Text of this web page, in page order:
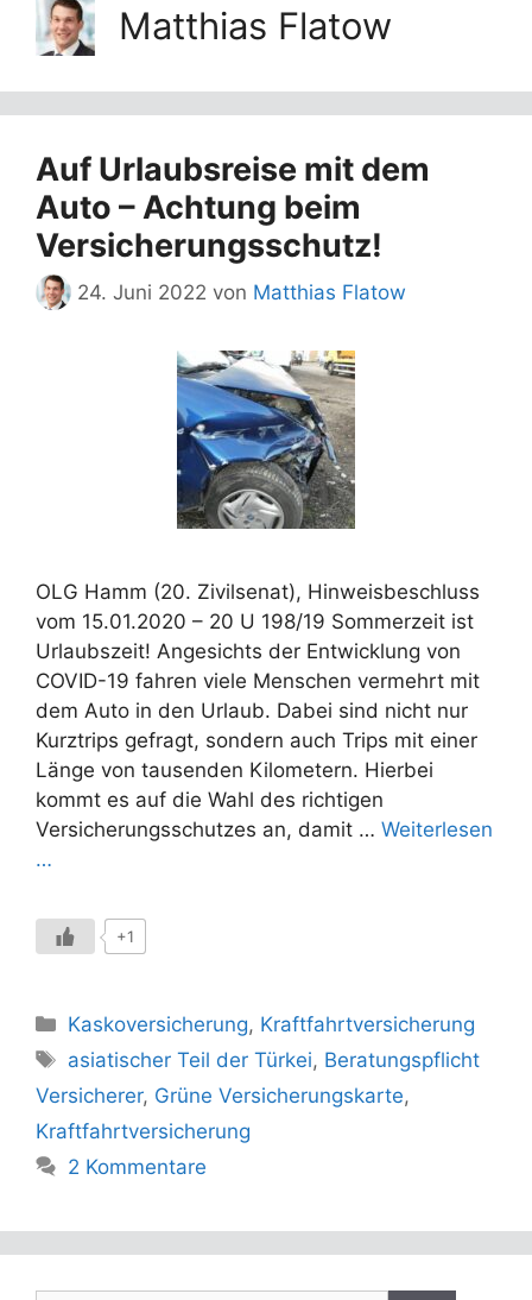
Matthias Flatow
Auf Urlaubsreise mit dem
Auto – Achtung beim
Versicherungsschutz!
24. Juni 2022 von Matthias Flatow
OLG Hamm (20. Zivilsenat), Hinweisbeschluss
vom 15.01.2020 – 20 U 198/19 Sommerzeit ist
Urlaubszeit! Angesichts der Entwicklung von
COVID-19 fahren viele Menschen vermehrt mit
dem Auto in den Urlaub. Dabei sind nicht nur
Kurztrips gefragt, sondern auch Trips mit einer
Länge von tausenden Kilometern. Hierbei
kommt es auf die Wahl des richtigen
Versicherungsschutzes an, damit … Weiterlesen
…
+1
Kategorien
Kaskoversicherung, Kraftfahrtversicherung
Schlagwörter
asiatischer Teil der Türkei, Beratungspflicht
Versicherer, Grüne Versicherungskarte,
Kraftfahrtversicherung
2 Kommentare